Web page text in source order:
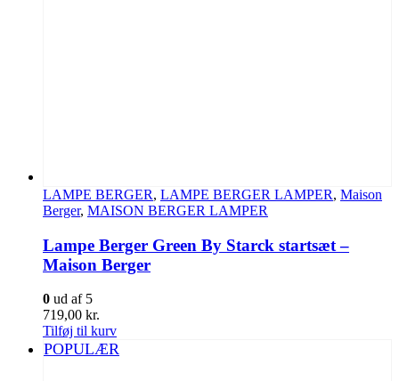
LAMPE BERGER, LAMPE BERGER LAMPER, Maison
Berger, MAISON BERGER LAMPER
Lampe Berger Green By Starck startsæt –
Maison Berger
0 ud af 5
719,00 kr.
Tilføj til kurv
POPULÆR